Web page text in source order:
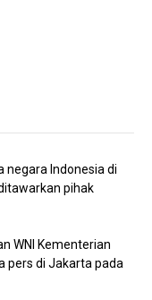
negara Indonesia di
pihak
WNI Kementerian
pers di Jakarta pada